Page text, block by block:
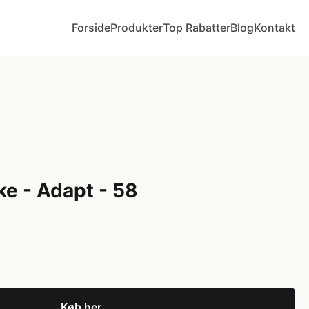
ForsideProdukterTop RabatterBlogKontakt
- Adapt - 58